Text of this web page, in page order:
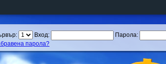
Вход:
Парола:
парола?